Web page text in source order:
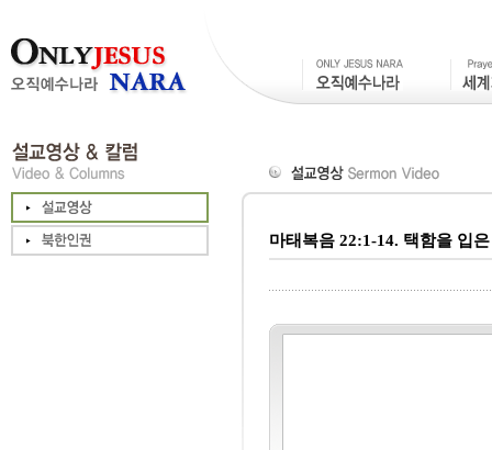
마태복음 22:1-14. 택함을 입